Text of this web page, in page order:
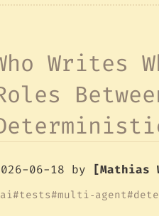
Writes
06-18 by [Mathias
ai tests multi‑agent